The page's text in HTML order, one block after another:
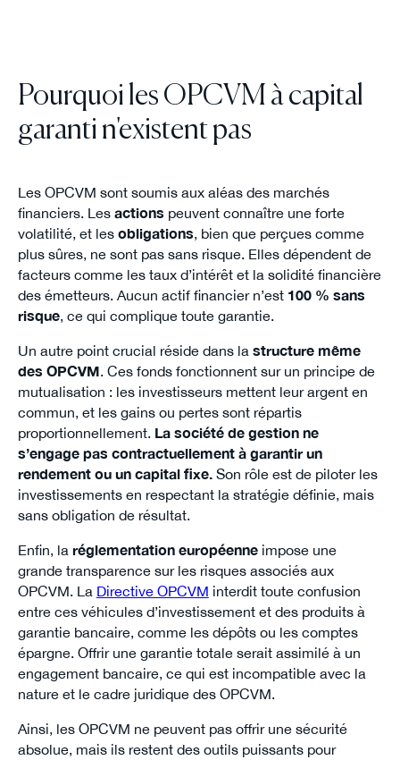
Pourquoi les OPCVM à capital
garanti n'existent pas
Les OPCVM sont soumis aux aléas des marchés
financiers. Les actions peuvent connaître une forte
volatilité, et les obligations, bien que perçues comme
plus sûres, ne sont pas sans risque. Elles dépendent de
facteurs comme les taux d’intérêt et la solidité financière
des émetteurs. Aucun actif financier n’est 100 % sans
risque, ce qui complique toute garantie.
Un autre point crucial réside dans la structure même
des OPCVM. Ces fonds fonctionnent sur un principe de
mutualisation : les investisseurs mettent leur argent en
commun, et les gains ou pertes sont répartis
proportionnellement. La société de gestion ne
s’engage pas contractuellement à garantir un
rendement ou un capital fixe.Son rôle est de piloter les
investissements en respectant la stratégie définie, mais
sans obligation de résultat.
Enfin, la réglementation européenneimpose une
grande transparence sur les risques associés aux
OPCVM. La Directive OPCVM interdit toute confusion
entre ces véhicules d’investissement et des produits à
garantie bancaire, comme les dépôts ou les comptes
épargne. Offrir une garantie totale serait assimilé à un
engagement bancaire, ce qui est incompatible avec la
nature et le cadre juridique des OPCVM.
Ainsi, les OPCVM ne peuvent pas offrir une sécurité
absolue, mais ils restent des outils puissants pour